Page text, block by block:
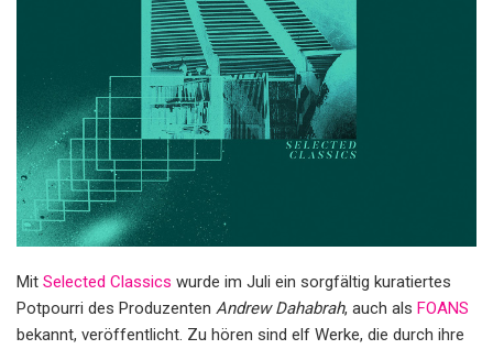
Mit Selected Classics wurde im Juli ein sorgfältig kuratiertes
Potpourri des Produzenten Andrew Dahabrah, auch als FOANS
bekannt, veröffentlicht. Zu hören sind elf Werke, die durch ihre